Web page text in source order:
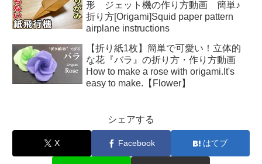
形 ジェット機の作り方動画 簡単♪
折り方[Origami]Squid paper pattern
airplane instructions
【折り紙1枚】簡単で可愛い！立体的
な花『バラ』の折り方・作り方動画
How to make a rose with origami.It's
easy to make.【Flower】
シェアする
X Facebook はてブ